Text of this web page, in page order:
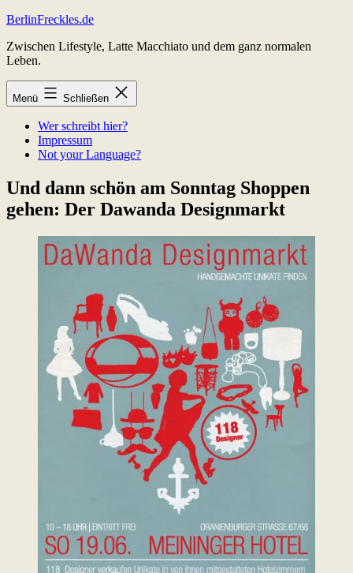
Zum
springen
BerlinFreckles.de
Zwischen Lifestyle, Latte Macchiato und dem ganz normalen
Leben.
Menü Schließen
Wer schreibt hier?
Impressum
Not your Language?
Und dann schön am Sonntag Shoppen
gehen: Der Dawanda Designmarkt